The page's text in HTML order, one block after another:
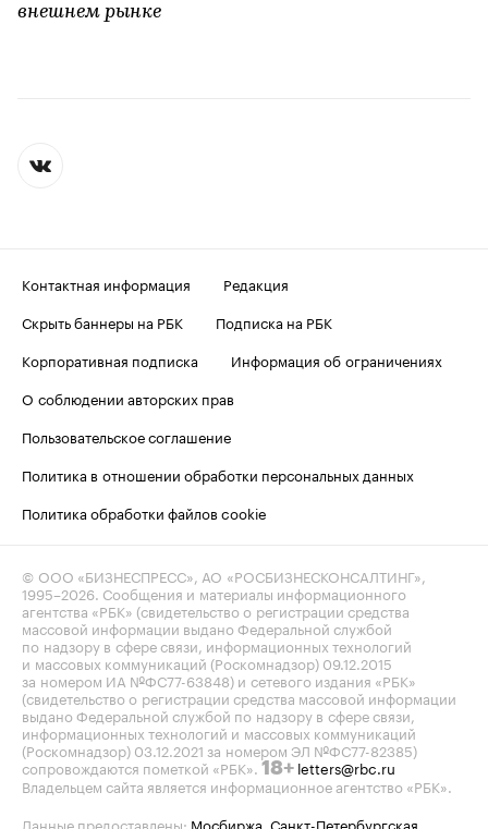
внешнем рынке
Контактная информация
Редакция
Скрыть баннеры на РБК
Подписка на РБК
Корпоративная подписка
Информация об ограничениях
О соблюдении авторских прав
Пользовательское соглашение
Политика в отношении обработки персональных данных
Политика обработки файлов cookie
© ООО «БИЗНЕСПРЕСС», АО «РОСБИЗНЕСКОНСАЛТИНГ»,
1995–2026 . Сообщения и материалы информационного
агентства «РБК» (свидетельство о регистрации средства
массовой информации выдано Федеральной службой
по надзору в сфере связи, информационных технологий
и массовых коммуникаций (Роскомнадзор) 09.12.2015
за номером ИА №ФС77-63848) и сетевого издания «РБК»
(свидетельство о регистрации средства массовой информации
выдано Федеральной службой по надзору в сфере связи,
информационных технологий и массовых коммуникаций
(Роскомнадзор) 03.12.2021 за номером ЭЛ №ФС77-82385)
сопровождаются пометкой «РБК». 18+ letters@rbc.ru
Владельцем сайта является информационное агентство «РБК».
Данные предоставлены: Мосбиржа Санкт-Петербургская